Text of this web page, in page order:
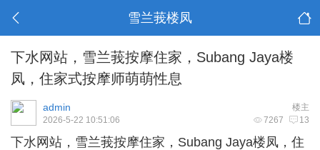
雪兰莪楼凤
下水网站，雪兰莪按摩住家，Subang Jaya楼
凤，住家式按摩师萌萌性息
楼主
admin
7267 13
2026-5-22 10:51:06
下水网站， 雪兰莪按摩住家 ，Subang Jaya楼凤，住